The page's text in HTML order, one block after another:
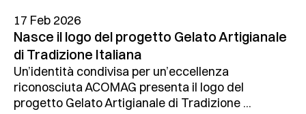
17 Feb 2026
Nasce il logo del progetto Gelato Artigianale
di Tradizione Italiana
Un’identità condivisa per un’eccellenza
riconosciuta ACOMAG presenta il logo del
progetto Gelato Artigianale di Tradizione ...